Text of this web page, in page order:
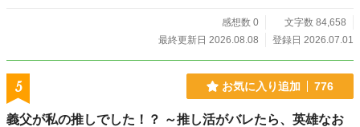
本文は作者の自作です。本文にAIは一切使用しておりませ
感想数 0
文字数 84,658
最終更新日 2026.08.08
登録日 2026.07.01
5 お気に入り追加 776
義父が私の推しでした！？ ～推し活がバレたら、英雄なお